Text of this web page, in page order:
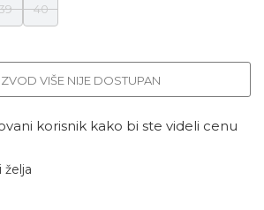
40
VIŠE NIJE DOSTUPAN
korisnik kako bi ste videli cenu
želja